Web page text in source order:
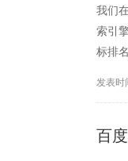
我们
索引
标排
发表时
百